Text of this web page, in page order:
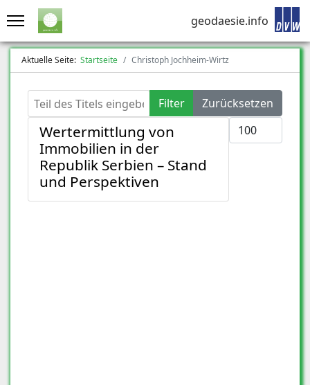
geodaesie.info
Aktuelle Seite: Startseite Christoph Jochheim-Wirtz
Teil des Titels eingeben Filter
Zurücksetzen
Anzeige #
Wertermittlung von
Immobilien in der
Republik Serbien – Stand
und Perspektiven